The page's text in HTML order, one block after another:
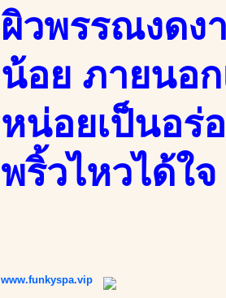
ผิวพรรณงดง
น้อย ภายนอ
หน่อยเป็นอร่
พริ้วไหวได้ใจ
www.funkyspa.vip